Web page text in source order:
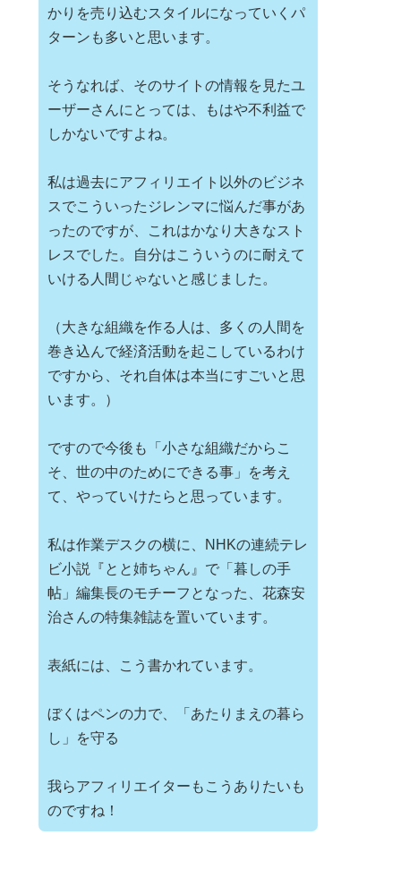
かりを売り込むスタイルになっていくパ
ターンも多いと思います。
そうなれば、そのサイトの情報を見たユ
ーザーさんにとっては、もはや不利益で
しかないですよね。
私は過去にアフィリエイト以外のビジネ
スでこういったジレンマに悩んだ事があ
ったのですが、これはかなり大きなスト
レスでした。自分はこういうのに耐えて
いける人間じゃないと感じました。
（大きな組織を作る人は、多くの人間を
巻き込んで経済活動を起こしているわけ
ですから、それ自体は本当にすごいと思
います。）
ですので今後も「小さな組織だからこ
そ、世の中のためにできる事」を考え
て、やっていけたらと思っています。
私は作業デスクの横に、NHKの連続テレ
ビ小説『とと姉ちゃん』で「暮しの手
帖」編集長のモチーフとなった、花森安
治さんの特集雑誌を置いています。
表紙には、こう書かれています。
ぼくはペンの力で、「あたりまえの暮ら
し」を守る
我らアフィリエイターもこうありたいも
のですね！